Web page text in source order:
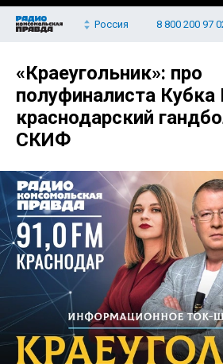
Россия 8 800 200 97
«Краеугольник»: про
полуфиналиста Кубка
краснодарский
СКИФ